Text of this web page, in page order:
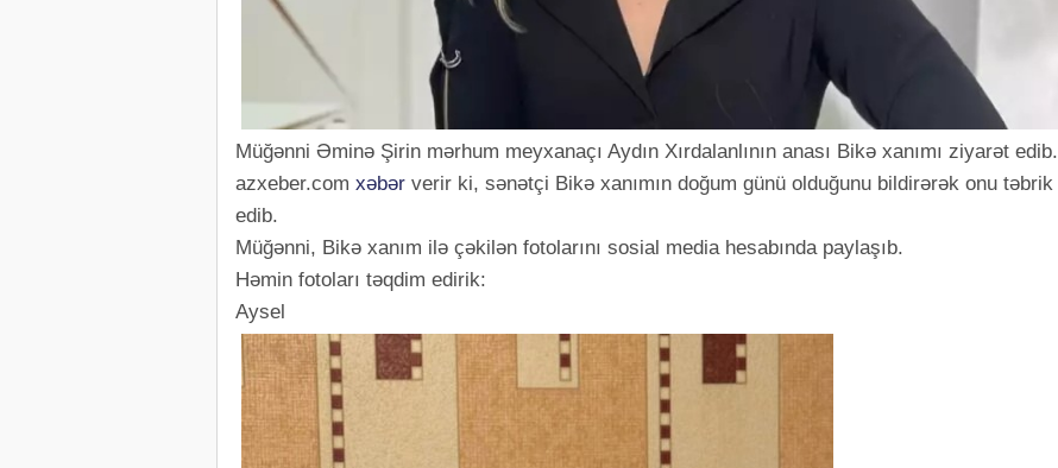
Müğənni Əminə Şirin mərhum meyxanaçı Aydın Xırdalanlının anası Bikə xanımı ziyarət edib.
azxeber.com xəbər verir ki, sənətçi Bikə xanımın doğum günü olduğunu bildirərək onu təbrik
edib.
Müğənni, Bikə xanım ilə çəkilən fotolarını sosial media hesabında paylaşıb.
Həmin fotoları təqdim edirik:
Aysel